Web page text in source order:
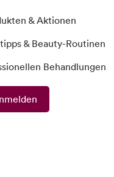
& Aktionen
& Beauty-Routinen
Behandlungen